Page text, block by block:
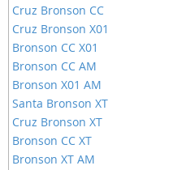
Cruz Bronson CC
Cruz Bronson X01
Bronson CC X01
Bronson CC AM
Bronson X01 AM
Santa Bronson XT
Cruz Bronson XT
Bronson CC XT
Bronson XT AM